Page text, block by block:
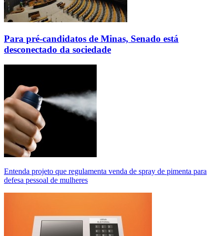
Para pré-candidatos de Minas, Senado está
desconectado da sociedade
Entenda projeto que regulamenta venda de spray de pimenta para
defesa pessoal de mulheres